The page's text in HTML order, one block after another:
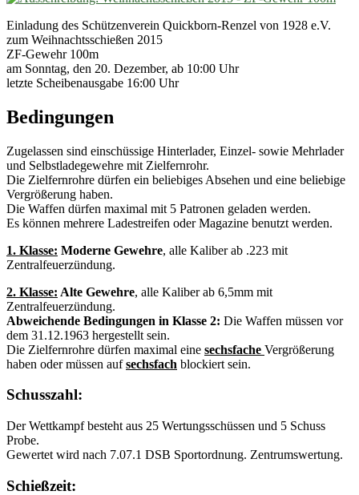
Einladung des Schützenverein Quickborn-Renzel von 1928 e.V.
zum Weihnachtsschießen 2015
ZF-Gewehr 100m
am Sonntag, den 20. Dezember, ab 10:00 Uhr
letzte Scheibenausgabe 16:00 Uhr
Bedingungen
Zugelassen sind einschüssige Hinterlader, Einzel- sowie Mehrlader
und Selbstladegewehre mit Zielfernrohr.
Die Zielfernrohre dürfen ein beliebiges Absehen und eine beliebige
Vergrößerung haben.
Die Waffen dürfen maximal mit 5 Patronen geladen werden.
Es können mehrere Ladestreifen oder Magazine benutzt werden.
1. Klasse: Moderne Gewehre, alle Kaliber ab .223 mit
Zentralfeuerzündung.
2. Klasse: Alte Gewehre, alle Kaliber ab 6,5mm mit
Zentralfeuerzündung.
Abweichende Bedingungen in Klasse 2: Die Waffen müssen vor
dem 31.12.1963 hergestellt sein.
Die Zielfernrohre dürfen maximal eine sechsfache Vergrößerung
haben oder müssen aufsechsfach blockiert sein.
Schusszahl:
Der Wettkampf besteht aus 25 Wertungsschüssen und 5 Schuss
Probe.
Gewertet wird nach 7.07.1 DSB Sportordnung. Zentrumswertung.
Schießzeit: